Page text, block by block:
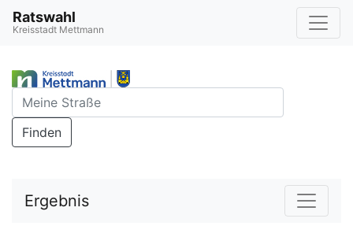
Ratswahl
Kreisstadt Mettmann
Finden
Ergebnis